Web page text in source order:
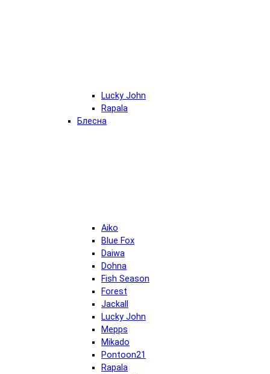
Lucky John
Rapala
Блесна
Aiko
Blue Fox
Daiwa
Dohna
Fish Season
Forest
Jackall
Lucky John
Mepps
Mikado
Pontoon21
Rapala